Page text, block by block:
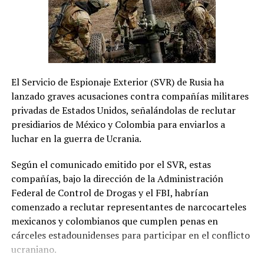
El Servicio de Espionaje Exterior (SVR) de Rusia ha
lanzado graves acusaciones contra compañías militares
privadas de Estados Unidos, señalándolas de reclutar
presidiarios de México y Colombia para enviarlos a
luchar en la guerra de Ucrania.
Según el comunicado emitido por el SVR, estas
compañías, bajo la dirección de la Administración
Federal de Control de Drogas y el FBI, habrían
comenzado a reclutar representantes de narcocarteles
mexicanos y colombianos que cumplen penas en
cárceles estadounidenses para participar en el conflicto
ucraniano.